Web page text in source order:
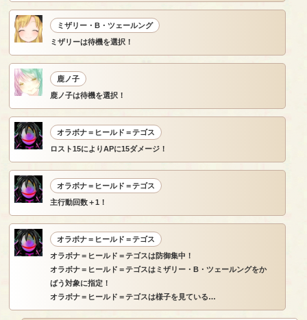
ミザリー・B・ツェールング
ミザリーは待機を選択！
鹿ノ子
鹿ノ子は待機を選択！
オラボナ＝ヒールド＝テゴス
ロスト15によりAPに15ダメージ！
オラボナ＝ヒールド＝テゴス
主行動回数＋1！
オラボナ＝ヒールド＝テゴス
オラボナ＝ヒールド＝テゴスは防御集中！
オラボナ＝ヒールド＝テゴスはミザリー・B・ツェールングをか
ばう対象に指定！
オラボナ＝ヒールド＝テゴスは様子を見ている…